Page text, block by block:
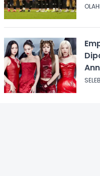
SELEB